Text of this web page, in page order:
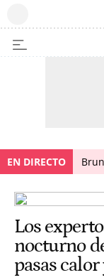
EN DIRECTO
Los
nocturno
pasas